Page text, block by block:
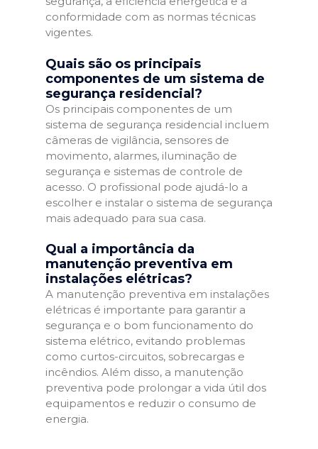
conformidade com as normas técnicas
vigentes.
Quais são os principais
componentes de um sistema de
segurança residencial?
Os principais componentes de um
sistema de segurança residencial incluem
câmeras de vigilância, sensores de
movimento, alarmes, iluminação de
segurança e sistemas de controle de
acesso. O profissional pode ajudá-lo a
escolher e instalar o sistema de segurança
mais adequado para sua casa.
Qual a importância da
manutenção preventiva em
instalações elétricas?
A manutenção preventiva em instalações
elétricas é importante para garantir a
segurança e o bom funcionamento do
sistema elétrico, evitando problemas
como curtos-circuitos, sobrecargas e
incêndios. Além disso, a manutenção
preventiva pode prolongar a vida útil dos
equipamentos e reduzir o consumo de
energia.